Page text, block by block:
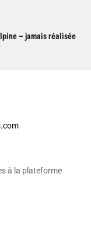
– jamais réalisée
à la plateforme